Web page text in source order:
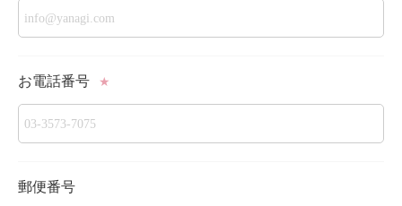
お電話番号 ★
郵便番号